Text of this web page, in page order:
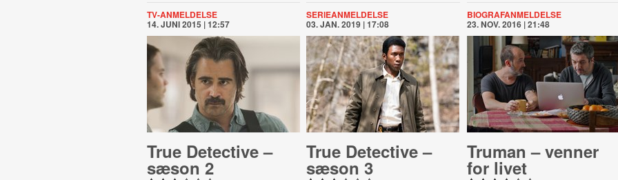
TV-ANMELDELSE
14. JUNI 2015 | 12:57
True Detective –
sæson 2
SERIEANMELDELSE
03. JAN. 2019 | 17:08
True Detective –
sæson 3
BIOGRAFANMELDELSE
23. NOV. 2016 | 21:48
Truman – venner
for livet